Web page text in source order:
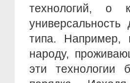
технологий, о
типа. Например,
народу,
эти технологии